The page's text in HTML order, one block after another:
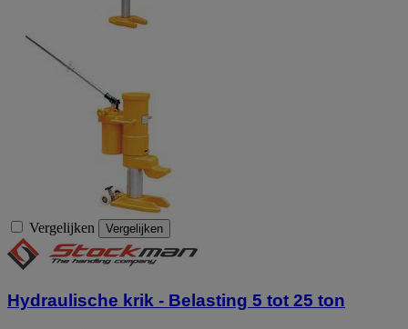
Vergelijken Vergelijken
Hydraulische krik - Belasting 5 tot 25 ton